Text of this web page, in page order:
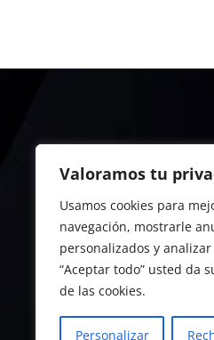
Valoramos tu
Usamos cookies para
navegación, mostrarle
personalizados y
“Aceptar todo” usted da
de las cookies.
Personalizar